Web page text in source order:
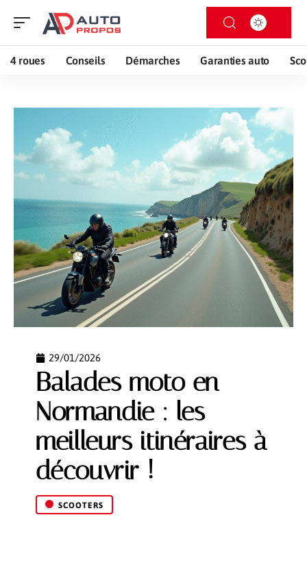
4 roues Conseils Démarches Garanties auto
29/01/2026
Balades moto en
Normandie : les
meilleurs itinéraires à
découvrir !
SCOOTERS